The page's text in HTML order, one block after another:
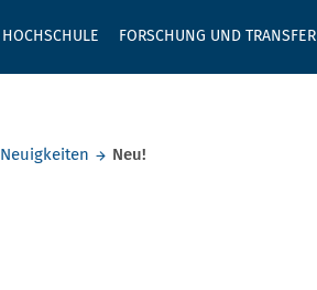
HOCHSCHULE FORSCHUNG UND TRANSFER
Neuigkeiten Neu!